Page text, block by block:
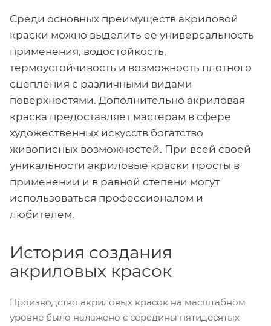
Среди основных преимуществ акриловой
краски можно выделить ее универсальность
применения, водостойкость,
термоустойчивость и возможность плотного
сцепления с различными видами
поверхностями. Дополнительно акриловая
краска предоставляет мастерам в сфере
художественных искусств богатство
живописных возможностей. При всей своей
уникальности акриловые краски просты в
применении и в равной степени могут
использоваться профессионалом и
любителем.
История создания
акриловых красок
Производство акриловых красок на масштабном
уровне было налажено с середины пятидесятых